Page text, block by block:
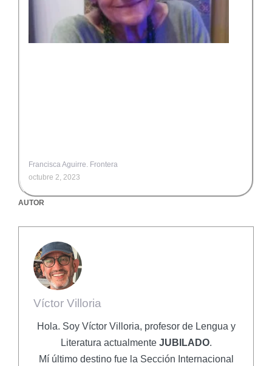
Francisca Aguirre. Frontera
octubre 2, 2023
AUTOR
Víctor Villoria
Hola. Soy Víctor Villoria, profesor de Lengua y
Literatura actualmente JUBILADO.
Mí último destino fue la Sección Internacional